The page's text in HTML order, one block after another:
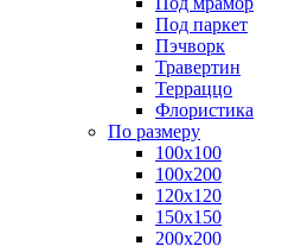
Под паркет
Пэчворк
Травертин
Терраццо
Флористика
По размеру
100х100
100х200
120х120
150х150
200х200